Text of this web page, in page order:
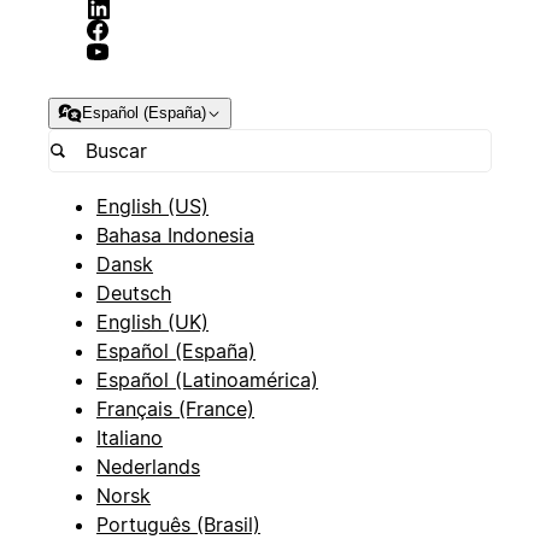
Español (España)
English (US)
Bahasa Indonesia
Dansk
Deutsch
English (UK)
Español (España)
Español (Latinoamérica)
Français (France)
Italiano
Nederlands
Norsk
Português (Brasil)